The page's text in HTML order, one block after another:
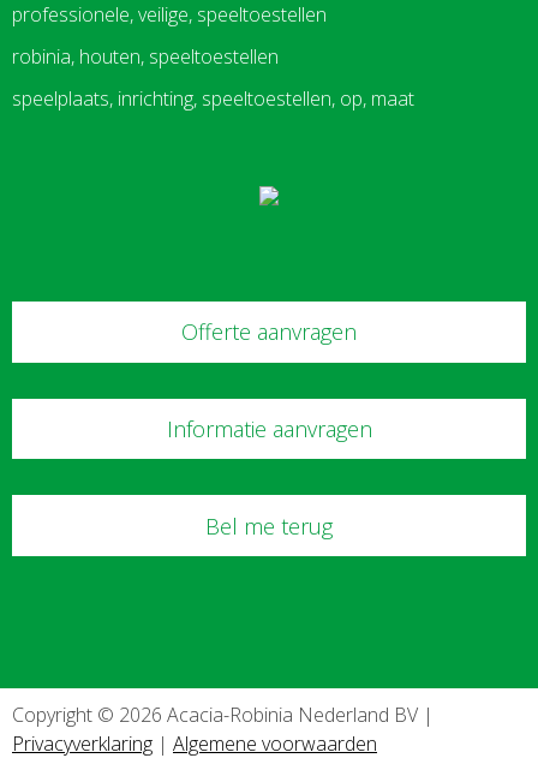
professionele, veilige, speeltoestellen
robinia, houten, speeltoestellen
speelplaats, inrichting, speeltoestellen, op, maat
Offerte aanvragen
Informatie aanvragen
Bel me terug
Copyright © 2026 Acacia-Robinia Nederland BV |
Privacyverklaring | Algemene voorwaarden